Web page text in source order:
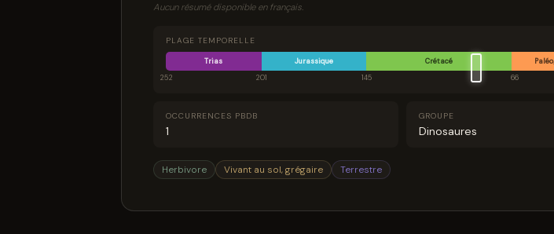
Aucun résumé disponible en français.
PLAGE TEMPORELLE
Trias Jurassique Crétacé
252
201 145 66
OCCURRENCES PBDB
1
GROUPE
Dinosaures
Herbivore Vivant au sol, grégaire Terrestre